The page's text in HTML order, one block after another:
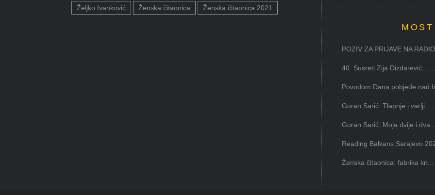
Željko Ivanković
Ženska čitaonica Ženska čitaonica 2021
POZIV ZA PRIJAVE NA
40. Susreti Zija Dizdarević: ...
Povodom Dana pobjede nad
Goran Sarić: Tlapnje i varlji...
Goran Sarić: Moja dvije i dva...
Reading Balkans Sarajevo
Ženska čitaonica: fabrika kn...